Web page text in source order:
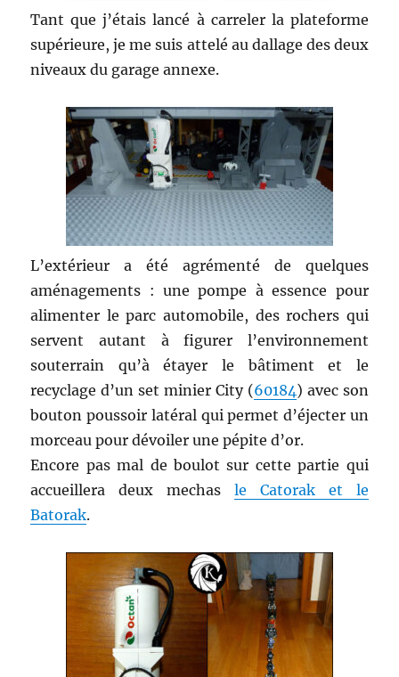
Tant que j’étais lancé à carreler la plateforme
supérieure, je me suis attelé au dallage des deux
niveaux du garage annexe.
L’extérieur a été agrémenté de quelques
aménagements : une pompe à essence pour
alimenter le parc automobile, des rochers qui
servent autant à figurer l’environnement
souterrain qu’à étayer le bâtiment et le
recyclage d’un set minier City (60184) avec son
bouton poussoir latéral qui permet d’éjecter un
morceau pour dévoiler une pépite d’or.
Encore pas mal de boulot sur cette partie qui
accueillera deux mechas le Catorak et le
Batorak.